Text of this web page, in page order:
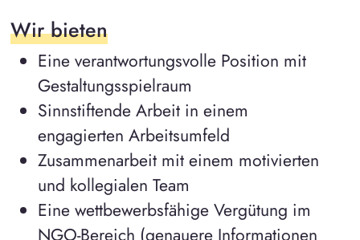
Wir bieten
Eine verantwortungsvolle Position mit
Gestaltungsspielraum
Sinnstiftende Arbeit in einem
engagierten Arbeitsumfeld
Zusammenarbeit mit einem motivierten
und kollegialen Team
Eine wettbewerbsfähige Vergütung im
NGO-Bereich (genauere Informationen